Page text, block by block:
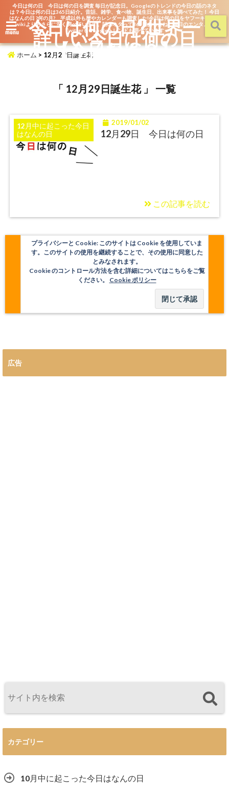
今日は何の日 今日は何の日を調査 毎日が記念日。Googleのトレンドの今日の話のネタ
は？今日は何の日は365日紹介。昔話、雑学、食べ物、誕生日、出来事を調べてみた！ 今日
はなんの日 ?何の月? 平成以外も暦やカレンダーも調査した!今日は何の日をヤフーキッズや
wikiよりもさらに深く調べています。話のネタって365日あるよね。毎日のエンタメを
TwitterもGoogleトレンドも調べています
menu 今日は何の日?世界一
詳しい今日は何の日
【今日なん？】
ホーム > 12月29日誕生花
「 12月29日誕生花 」 一覧
12月中に起こった今日
はなんの日
2019/01/02
12月29日 今日は何の日
この記事を読む
プライバシーと Cookie: このサイトは Cookie を使用していま
す。このサイトの使用を継続することで、その使用に同意した
とみなされます。
Cookie のコントロール方法を含む詳細についてはこちらをご覧
ください。 Cookie ポリシー
広告
カテゴリー
10月中に起こった今日はなんの日